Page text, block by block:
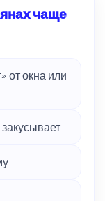
чаще
от окна или